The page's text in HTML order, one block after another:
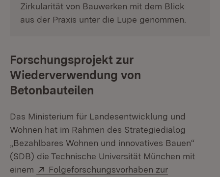
Zirkularität von Bauwerken mit dem Blick
aus der Praxis unter die Lupe genommen.
Forschungsprojekt zur
Wiederverwendung von
Betonbauteilen
Das Ministerium für Landesentwicklung und
Wohnen hat im Rahmen des Strategiedialog
„Bezahlbares Wohnen und innovatives Bauen“
(SDB) die Technische Universität München mit
einem
Extern:
Folgeforschungsvorhaben zur